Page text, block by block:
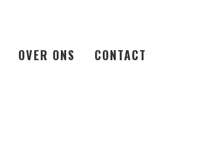
OVER ONS CONTACT